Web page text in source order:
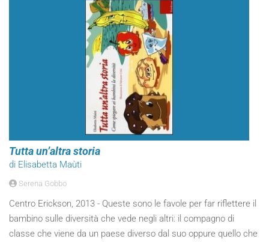
Tutta un’altra storia
di Elisabetta Maùti
Serena Gobbo
Centro Erickson, 2013 - Queste sono le favole per far riflettere il
bambino sulle diversità che vede negli altri: il compagno di
classe che viene da un paese diverso dal suo oppure quello che